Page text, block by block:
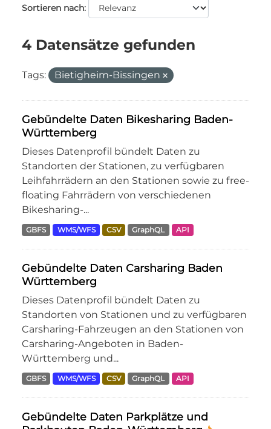
Sortieren nach
4 Datensätze gefunden
Tags: Bietigheim-Bissingen
Gebündelte Daten Bikesharing Baden-
Württemberg
Dieses Datenprofil bündelt Daten zu
Standorten der Stationen, zu verfügbaren
Leihfahrrädern an den Stationen sowie zu free-
floating Fahrrädern von verschiedenen
Bikesharing-...
GBFS WMS/WFS CSV GraphQL API
Gebündelte Daten Carsharing Baden
Württemberg
Dieses Datenprofil bündelt Daten zu
Standorten von Stationen und zu verfügbaren
Carsharing-Fahrzeugen an den Stationen von
Carsharing-Angeboten in Baden-
Württemberg und...
GBFS WMS/WFS CSV GraphQL API
Gebündelte Daten Parkplätze und